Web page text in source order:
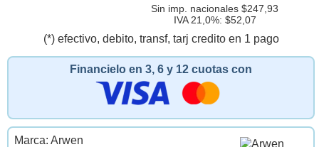
Sin imp. nacionales $247,93
IVA 21,0%: $52,07
(*) efectivo, debito, transf, tarj credito en 1 pago
Financielo en 3, 6 y 12 cuotas con
Marca: Arwen